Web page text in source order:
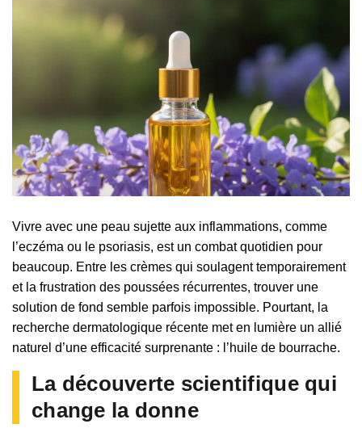
Vivre avec une peau sujette aux inflammations, comme
l’eczéma ou le psoriasis, est un combat quotidien pour
beaucoup. Entre les crèmes qui soulagent temporairement
et la frustration des poussées récurrentes, trouver une
solution de fond semble parfois impossible. Pourtant, la
recherche dermatologique récente met en lumière un allié
naturel d’une efficacité surprenante : l’huile de bourrache.
La découverte scientifique qui
change la donne